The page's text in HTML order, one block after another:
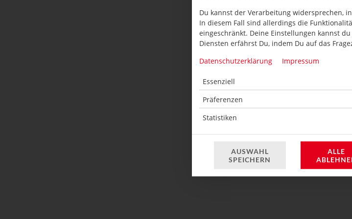
Du kannst der Verarbeitung widersprechen,
In diesem Fall sind allerdings die
eingeschränkt. Deine Einstellungen kannst
Diensten erfährst Du, indem Du auf das
Datenschutzerklärung
Impressum
Essenziell
Präferenzen
Statistiken
AUSWAHL
SPEICHERN
ALLE
2 Stück, Avocado mit